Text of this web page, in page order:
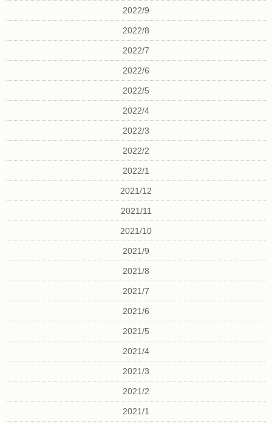
2022/9
2022/8
2022/7
2022/6
2022/5
2022/4
2022/3
2022/2
2022/1
2021/12
2021/11
2021/10
2021/9
2021/8
2021/7
2021/6
2021/5
2021/4
2021/3
2021/2
2021/1